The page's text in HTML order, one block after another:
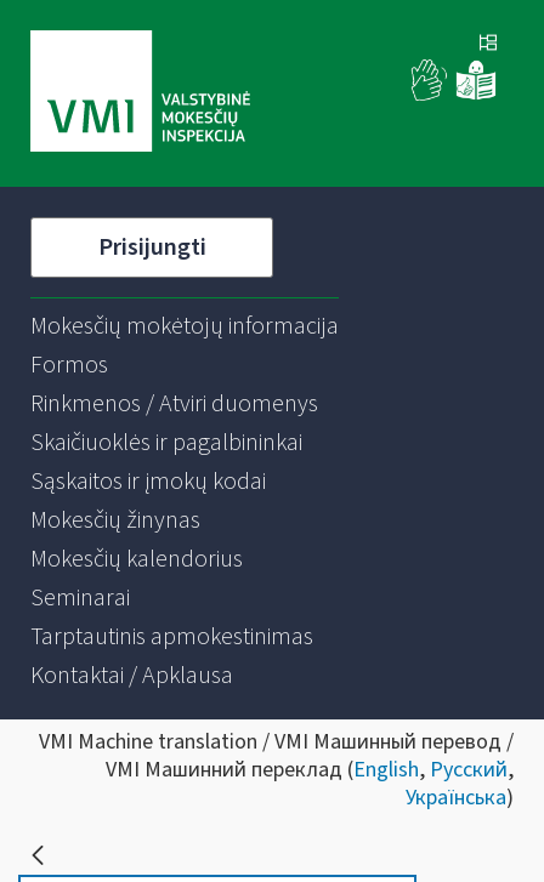
Prisijungti
Mokesčių mokėtojų informacija
Formos
Rinkmenos / Atviri duomenys
Skaičiuoklės ir pagalbininkai
Sąskaitos ir įmokų kodai
Mokesčių žinynas
Mokesčių kalendorius
Seminarai
Tarptautinis apmokestinimas
Kontaktai / Apklausa
VMI Machine translation / VMI Машинный перевод /
VMI Машинний переклад (English, Русский,
Українська)